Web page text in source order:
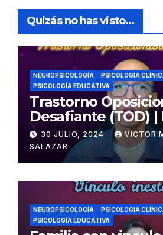
Quizás no has visto...
NEUROPSICOLOGÍA
PSICOLOGIA
PSICOLOGÍA EDUCATIVA
Trastorno
Desafiante (TOD) |
Psicológico
30 JULIO, 2024
VICTOR
SALAZAR
NEUROPSICOLOGÍA
PSICOLOGIA
PSICOLOGÍA EDUCATIVA